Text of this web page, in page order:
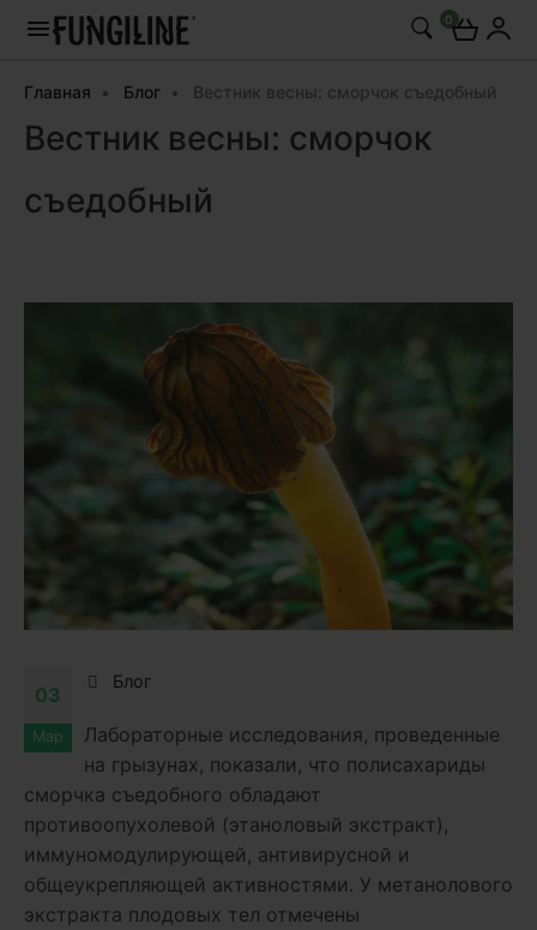
0
Главная Блог Вестник весны: сморчок съедобный
Вестник весны: сморчок
съедобный
03
Мар
Блог
Лабораторные исследования, проведенные
на грызунах, показали, что полисахариды
сморчка съедобного обладают
противоопухолевой (этаноловый экстракт),
иммуномодулирующей, антивирусной и
общеукрепляющей активностями. У метанолового
экстракта плодовых тел отмечены